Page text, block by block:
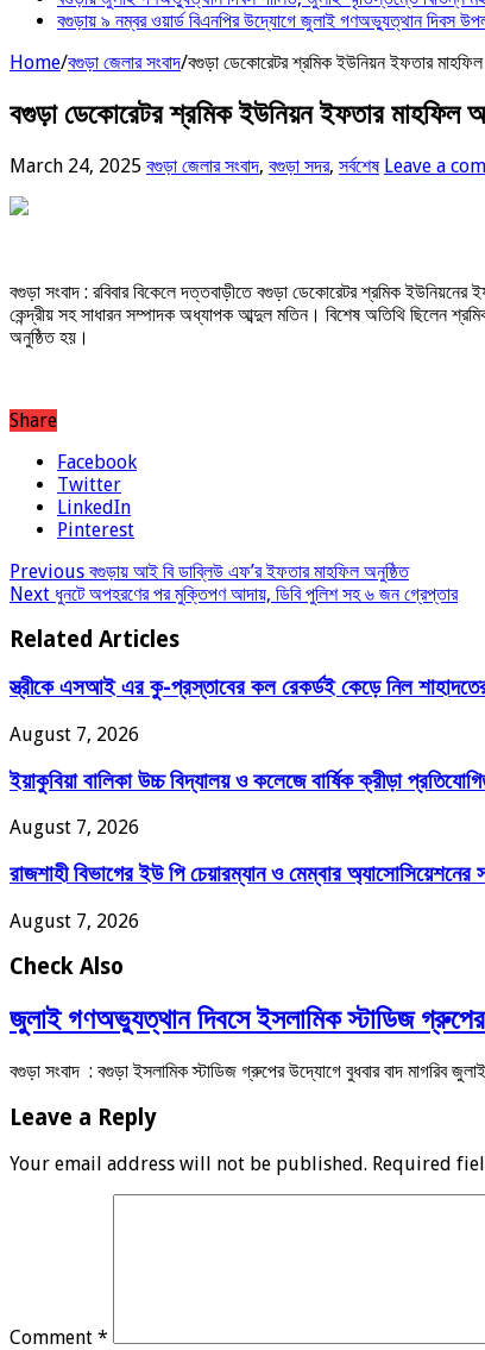
বগুড়ায় ৯ নম্বর ওয়ার্ড বিএনপির উদ্যোগে জুলাই গণঅভ্যুত্থান দিবস
Home/বগুড়া জেলার সংবাদ/বগুড়া ডেকোরেটর শ্রমিক ইউনিয়ন ইফতার
বগুড়া ডেকোরেটর শ্রমিক ইউনিয়ন ইফতার মাহফিল
March 24, 2025 বগুড়া জেলার সংবাদ, বগুড়া সদর, সর্বশেষ Leave a
বগুড়া সংবাদ : রবিবার বিকেলে দত্তবাড়ীতে বগুড়া ডেকোরেটর শ্রমিক
কেন্দ্রীয় সহ সাধারন সম্পাদক অধ্যাপক আব্দুল মতিন। বিশেষ অতিথি ছিলেন
অনুষ্ঠিত হয়।
Share
Facebook
Twitter
LinkedIn
Pinterest
Previous বগুড়ায় আই বি ডাব্লিউ এফ’র ইফতার মাহফিল অনুষ্ঠিত
Next ধুনটে অপহরণের পর মুক্তিপণ আদায়, ডিবি পুলিশ সহ ৬ জন গ্রেপ্তার
Related Articles
স্ত্রীকে এসআই এর কু-প্রস্তাবের কল রেকর্ডই কেড়ে নিল শাহাদতের
August 7, 2026
ইয়াকুবিয়া বালিকা উচ্চ বিদ্যালয় ও কলেজে বার্ষিক ক্রীড়া
August 7, 2026
রাজশাহী বিভাগের ইউ পি চেয়ারম্যান ও মেম্বার
August 7, 2026
Check Also
জুলাই গণঅভ্যুত্থান দিবসে ইসলামিক স্টাডিজ
বগুড়া সংবাদ : বগুড়া ইসলামিক স্টাডিজ গ্রুপের উদ্যোগে বুধবার বাদ মাগরিব
Leave a Reply
Your email address will not be published. Required
Comment *